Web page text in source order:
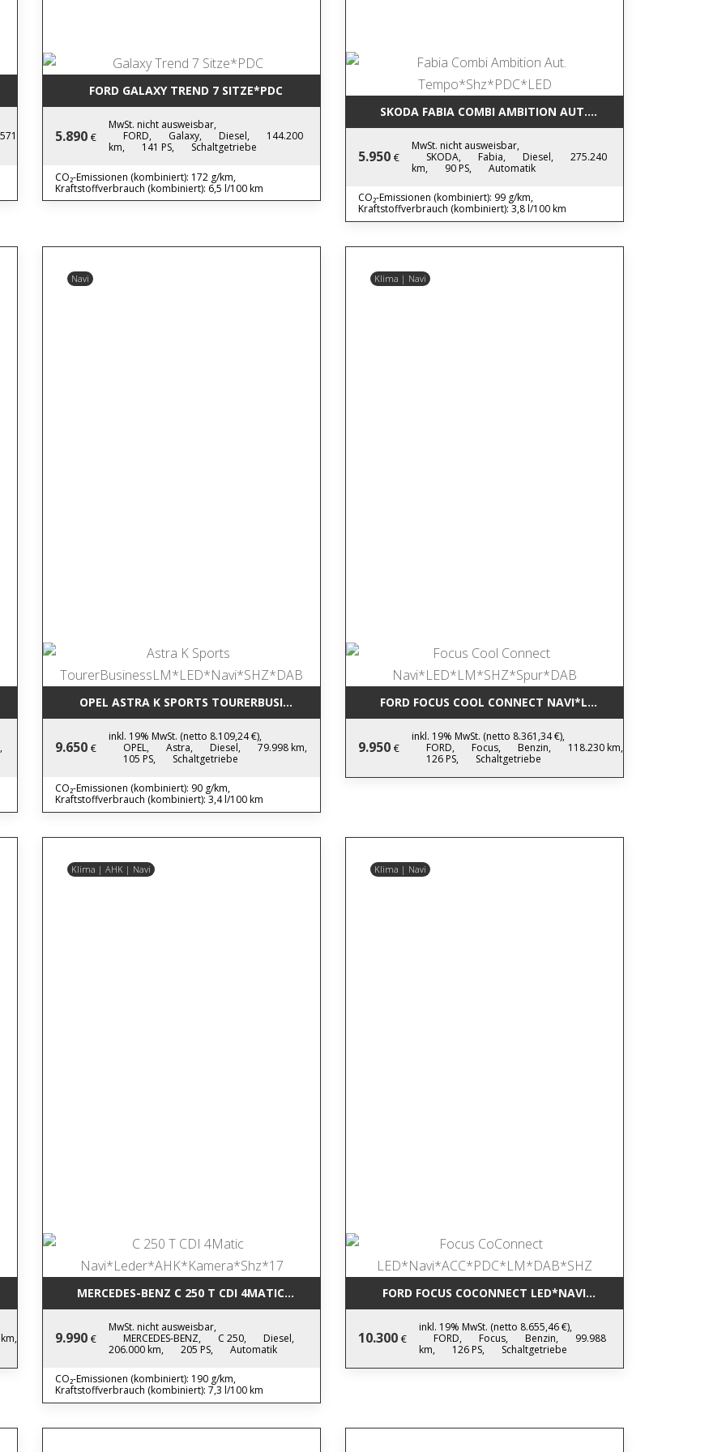
FORD GALAXY TREND 7 SITZE*PDC
5.890 €
MwSt. nicht ausweisbar,
FORD,
Galaxy, Diesel,
144.200
km,
141 PS, Schaltgetriebe
CO₂-Emissionen (kombiniert): 172 g/km,
Kraftstoffverbrauch (kombiniert): 6,5 l/100 km
SKODA FABIA COMBI AMBITION AUT. TEMPO*SHZ*PDC*LED
5.950 €
MwSt. nicht ausweisbar,
SKODA,
Fabia, Diesel,
275.240
km,
90 PS, Automatik
CO₂-Emissionen (kombiniert): 99 g/km,
Kraftstoffverbrauch (kombiniert): 3,8 l/100 km
BENZ GLK 220 CDI BLUEEFFI NAVI*LEDER*TEMP*SHZ*AHK*
Navi
OPEL ASTRA K SPORTS TOURERBUSINESSLM*LED*NAVI*SHZ*DAB
9.650 €
inkl. 19% MwSt. (netto 8.109,24 €),
OPEL,
Astra, Diesel,
79.998 km,
105 PS,
Schaltgetriebe
CO₂-Emissionen (kombiniert): 90 g/km,
Kraftstoffverbrauch (kombiniert): 3,4 l/100 km
Klima | Navi
FORD FOCUS COOL CONNECT NAVI*LED*LM*SHZ*SPUR*DAB
9.950 €
inkl. 19% MwSt. (netto 8.361,34 €),
FORD,
Focus, Benzin,
118.230 km,
126 PS,
Schaltgetriebe
Klima | AHK | Navi
MERCEDES-BENZ C 250 T CDI 4MATIC NAVI*LEDER*AHK*KAMERA*SHZ*17
9.990 €
MwSt. nicht ausweisbar,
MERCEDES-BENZ,
C 250,
Diesel,
206.000 km,
205 PS, Automatik
CO₂-Emissionen (kombiniert): 190 g/km,
Kraftstoffverbrauch (kombiniert): 7,3 l/100 km
Klima | Navi
FORD FOCUS COCONNECT LED*NAVI*ACC*PDC*LM*DAB*SHZ
10.300 €
inkl. 19% MwSt. (netto 8.655,46 €),
FORD,
Focus, Benzin,
99.988
km,
126 PS, Schaltgetriebe